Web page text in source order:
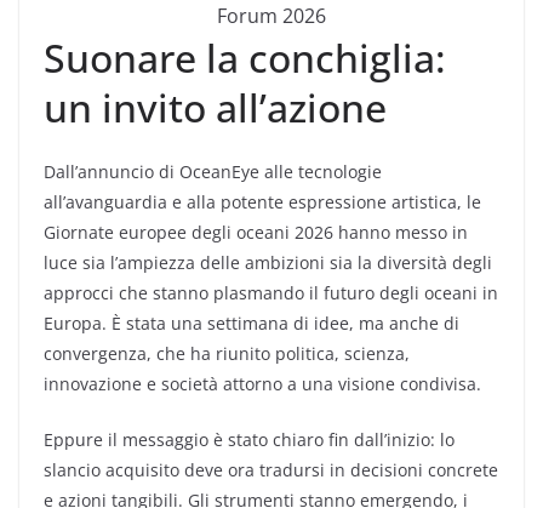
Forum 2026
Suonare la conchiglia:
un invito all’azione
Dall’annuncio di OceanEye alle tecnologie
all’avanguardia e alla potente espressione artistica, le
Giornate europee degli oceani 2026 hanno messo in
luce sia l’ampiezza delle ambizioni sia la diversità degli
approcci che stanno plasmando il futuro degli oceani in
Europa. È stata una settimana di idee, ma anche di
convergenza, che ha riunito politica, scienza,
innovazione e società attorno a una visione condivisa.
Eppure il messaggio è stato chiaro fin dall’inizio: lo
slancio acquisito deve ora tradursi in decisioni concrete
e azioni tangibili. Gli strumenti stanno emergendo, i